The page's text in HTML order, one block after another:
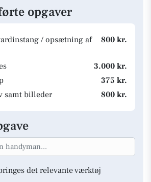
opgaver
/ opsætning af
800 kr.
3.000 kr.
375 kr.
samt billeder
800 kr.
det relevante værktøj